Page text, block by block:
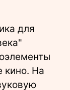
для
кино. На